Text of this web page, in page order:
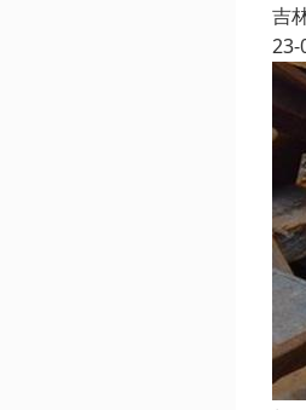
吉
23-